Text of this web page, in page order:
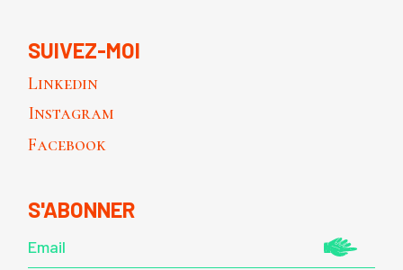
SUIVEZ-MOI
Linkedin
Instagram
Facebook
S'ABONNER